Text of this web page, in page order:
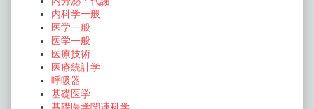
内科学一般
医学一般
医学一般
医療技術
医療統計学
呼吸器
基礎医学